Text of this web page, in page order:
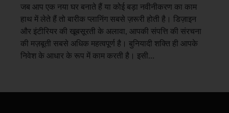
जब आप एक नया घर बनाते हैं या कोई बड़ा नवीनीकरण का काम
हाथ में लेते हैं तो बारीक प्लानिंग सबसे ज़रूरी होती है। डिज़ाइन
और इंटीरियर की खूबसूरती के अलावा, आपकी संपत्ति की संरचना
की मज़बूती सबसे अधिक महत्वपूर्ण है। बुनियादी शक्ति ही आपके
निवेश के आधार के रूप में काम करती है। इसी…